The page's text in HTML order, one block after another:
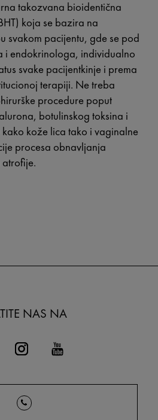
takozvana bioidentična
koja se bazira na
svakom pacijentu, gde se pod
i endokrinologa, individualno
svake pacijentkinje i prema
terapiji. Ne treba
procedure poput
botulinskog toksina i
kože lica tako i vaginalne
procesa obnavljanja
NAS NA